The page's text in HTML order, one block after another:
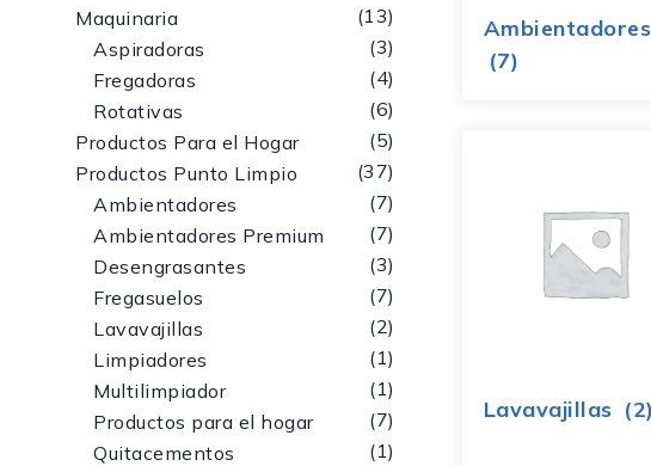
Ambientadores
(7)
Lavavajillas (2)
Maquinaria
13
Aspiradoras
3
Fregadoras
4
Rotativas
6
Productos Para el Hogar
5
Productos Punto Limpio
37
Ambientadores
7
Ambientadores Premium
7
Desengrasantes
3
Fregasuelos
7
Lavavajillas
2
Limpiadores
1
Multilimpiador
1
Productos para el hogar
7
Quitacementos
1